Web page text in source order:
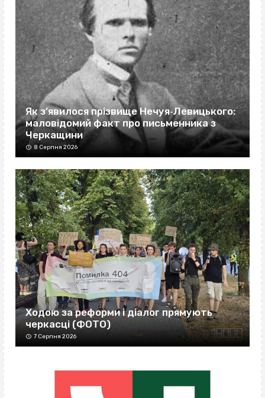
Як з’явилося прізвище Нечуя‐Левицького:
маловідомий факт про письменника з
Черкащини
8 Серпня 2026
Ходою за реформи і діалог прямують
черкасці (ФОТО)
7 Серпня 2026